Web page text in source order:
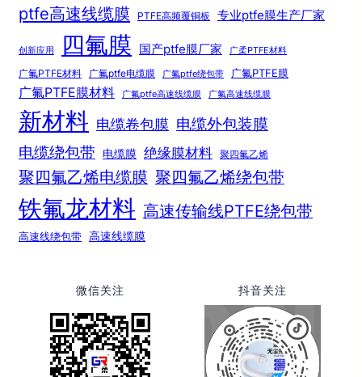
ptfe高速线缆膜 PTFE高频覆铜板 专业ptfe膜生产厂家
创新应用 四氟膜 国产ptfe膜厂家 广柔PTFE材料
广氟PTFE材料 广氟ptfe电缆膜 广氟ptfe绕包带 广氟PTFE膜
广氟PTFE膜材料 广氟ptfe高速线缆膜 广氟高速线缆膜
新材料 电缆卷包膜 电缆外包装膜
电缆绕包带 电缆膜 绝缘膜材料 聚四氟乙烯
聚四氟乙烯电缆膜 聚四氟乙烯绕包带
铁氟龙材料 高速传输线PTFE绕包带
高速线绕包带 高速线缆膜
微信关注 抖音关注